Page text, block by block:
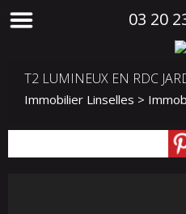
03 20
T2 LUMINEUX EN RDC
Immobilier Linselles >